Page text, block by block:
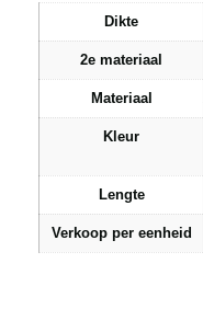
Dikte
2e materiaal
Materiaal
Kleur
Lengte
Verkoop per eenheid